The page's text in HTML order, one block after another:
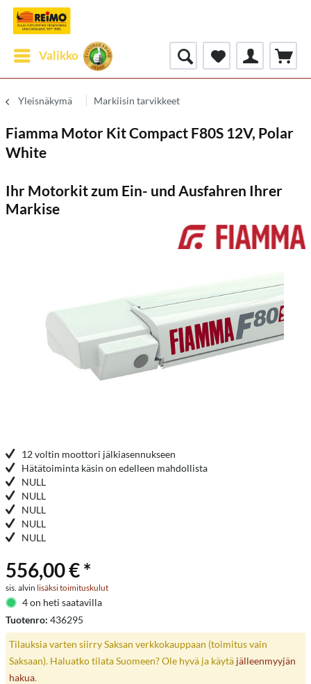
Valikko
Yleisnäkymä Markiisin tarvikkeet
Fiamma Motor Kit Compact F80S 12V, Polar
White
Ihr Motorkit zum Ein- und Ausfahren Ihrer
Markise
12 voltin moottori jälkiasennukseen
Hätätoiminta käsin on edelleen mahdollista
NULL
NULL
NULL
NULL
NULL
556,00 € *
sis. alvin lisäksi toimituskulut
4 on heti saatavilla
Tuotenro: 436295
Tilauksia varten siirry Saksan verkkokauppaan (toimitus vain
Saksaan). Haluatko tilata Suomeen? Ole hyvä ja käytä jälleenmyyjän
hakua.